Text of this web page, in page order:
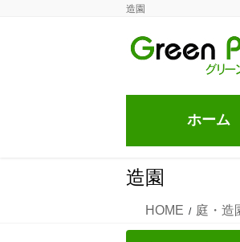
造園
ホーム
造園
HOME 庭・造